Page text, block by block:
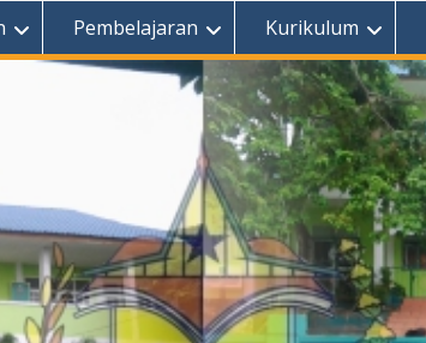
Pembelajaran Kurikulum